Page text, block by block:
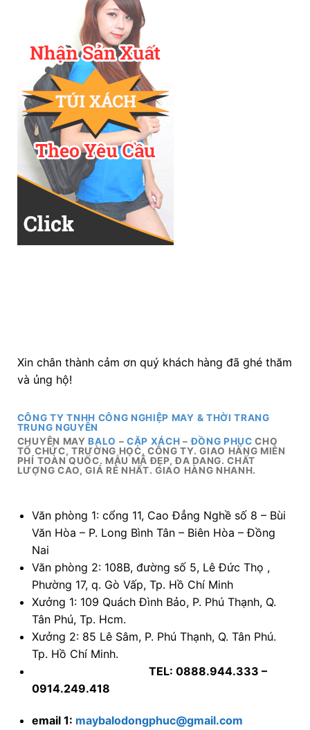
Xin chân thành cảm ơn quý khách hàng đã ghé thăm
và ủng hộ!
CÔNG TY TNHH CÔNG NGHIỆP MAY & THỜI TRANG
TRUNG NGUYÊN
CHUYÊN MAYBALO –CẶP XÁCH –ĐỒNG PHỤC CHO
TỔ CHỨC, TRƯỜNG HỌC, CÔNG TY. GIAO HÀNG MIỄN
PHÍ TOÀN QUỐC. MẪU MÃ ĐẸP, ĐA DANG. CHẤT
LƯỢNG CAO, GIÁ RẺ NHẤT. GIAO HÀNG NHANH.
Văn phòng 1: cổng 11, Cao Đẳng Nghề số 8 – Bùi
Văn Hòa – P. Long Bình Tân – Biên Hòa – Đồng
Nai
Văn phòng 2: 108B, đường số 5, Lê Đức Thọ ,
Phường 17, q. Gò Vấp, Tp. Hồ Chí Minh
Xưởng 1: 109 Quách Đình Bảo, P. Phú Thạnh, Q.
Tân Phú, Tp. Hcm.
Xưởng 2: 85 Lê Sâm, P. Phú Thạnh, Q. Tân Phú.
Tp. Hồ Chí Minh.
TEL: 0888.944.333 –
0914.249.418
email 1: maybalodongphuc@gmail.com